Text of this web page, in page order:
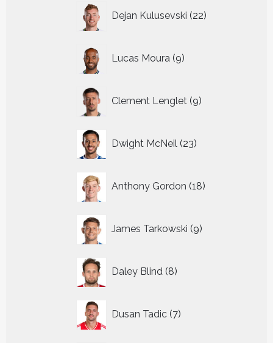
Dejan Kulusevski 22
producten
Lucas Moura 9
producten
Clement Lenglet 9
producten
Dwight McNeil 23
producten
Anthony Gordon 18
producten
James Tarkowski 9
producten
Daley Blind 8
producten
Dusan Tadic 7
producten